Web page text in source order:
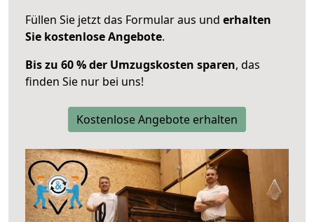
Füllen Sie jetzt das Formular aus und erhalten
Sie kostenlose Angebote.
Bis zu 60 % der Umzugskosten sparen, das
finden Sie nur bei uns!
Kostenlose Angebote erhalten